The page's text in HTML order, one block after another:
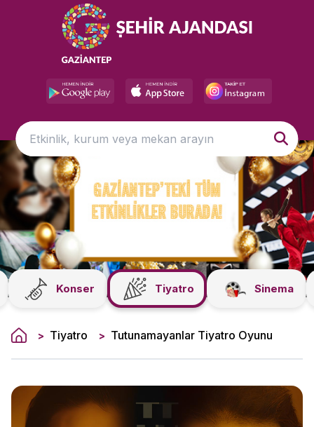
Konser Tiyatro Sinema
> Tiyatro > Tutunamayanlar Tiyatro Oyunu